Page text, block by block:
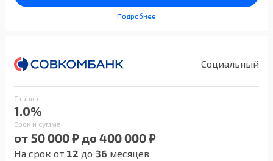
Подробнее
Социальный
Ставка
1.0%
Срок и сумма
от 50 000 ₽ до 400 000 ₽
На срок от 12 до 36 месяцев